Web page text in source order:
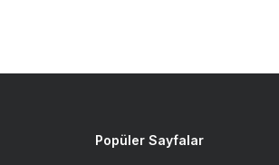
Popüler Sayfalar